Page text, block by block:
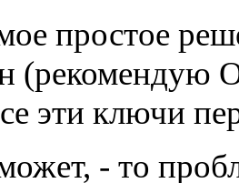
простое
(рекомендую
эти ключи
- то